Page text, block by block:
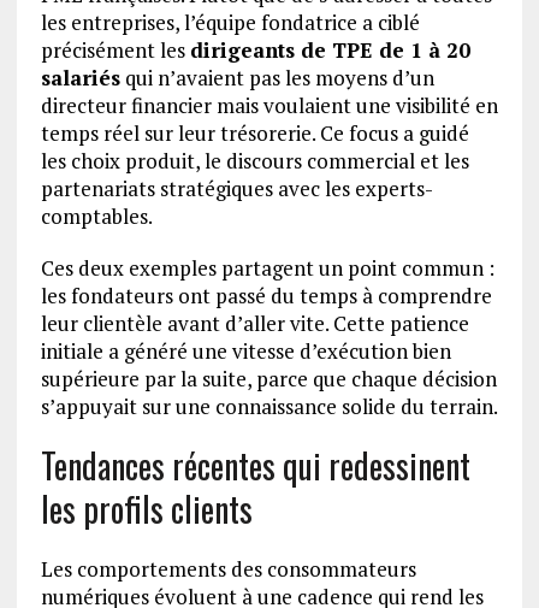
les entreprises, l’équipe fondatrice a ciblé
précisément les dirigeants de TPE de 1 à 20
salariésqui n’avaient pas les moyens d’un
directeur financier mais voulaient une visibilité en
temps réel sur leur trésorerie. Ce focus a guidé
les choix produit, le discours commercial et les
partenariats stratégiques avec les experts-
comptables.
Ces deux exemples partagent un point commun :
les fondateurs ont passé du temps à comprendre
leur clientèle avant d’aller vite. Cette patience
initiale a généré une vitesse d’exécution bien
supérieure par la suite, parce que chaque décision
s’appuyait sur une connaissance solide du terrain.
Tendances récentes qui redessinent
les profils clients
Les comportements des consommateurs
numériques évoluent à une cadence qui rend les